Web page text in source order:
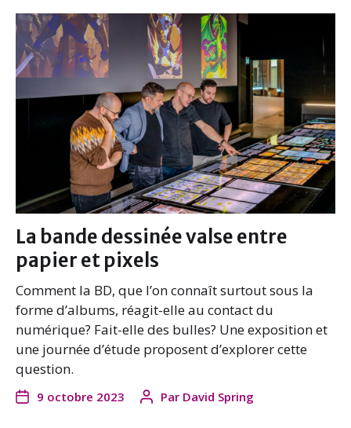
La bande dessinée valse entre
papier et pixels
Comment la BD, que l’on connaît surtout sous la
forme d’albums, réagit-elle au contact du
numérique? Fait-elle des bulles? Une exposition et
une journée d’étude proposent d’explorer cette
question.
9 octobre 2023 Par David Spring